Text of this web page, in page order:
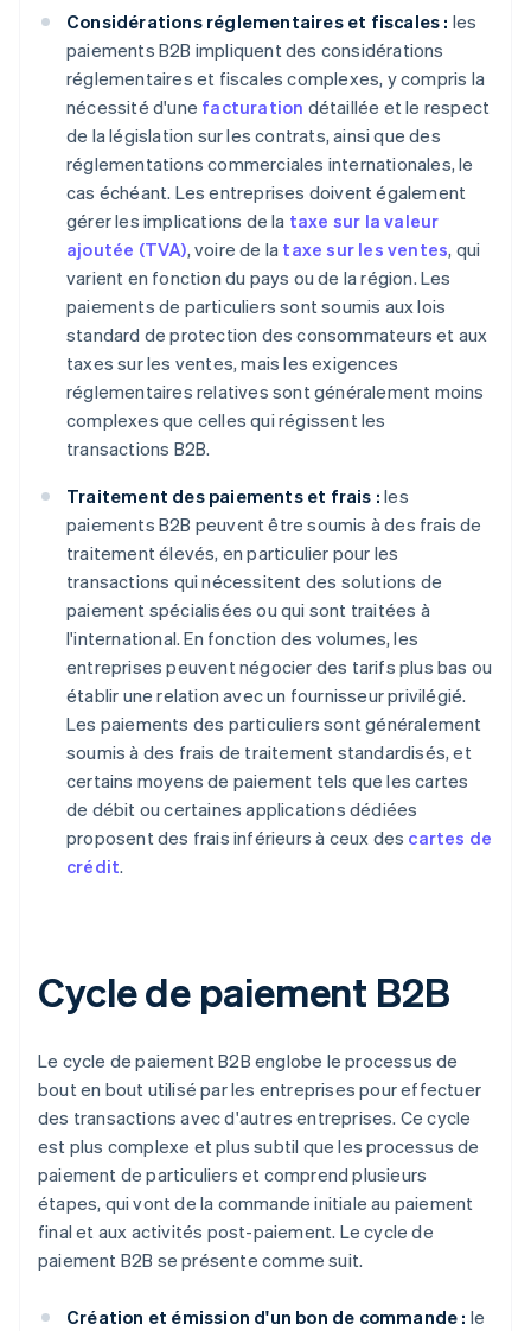
Considérations réglementaires et fiscales : les
paiements B2B impliquent des considérations
réglementaires et fiscales complexes, y compris la
nécessité d'une facturation détaillée et le respect
de la législation sur les contrats, ainsi que des
réglementations commerciales internationales, le
cas échéant. Les entreprises doivent également
gérer les implications de la taxe sur la valeur
ajoutée (TVA), voire de la taxe sur les ventes, qui
varient en fonction du pays ou de la région. Les
paiements de particuliers sont soumis aux lois
standard de protection des consommateurs et aux
taxes sur les ventes, mais les exigences
réglementaires relatives sont généralement moins
complexes que celles qui régissent les
transactions B2B.
Traitement des paiements et frais : les
paiements B2B peuvent être soumis à des frais de
traitement élevés, en particulier pour les
transactions qui nécessitent des solutions de
paiement spécialisées ou qui sont traitées à
l'international. En fonction des volumes, les
entreprises peuvent négocier des tarifs plus bas ou
établir une relation avec un fournisseur privilégié.
Les paiements des particuliers sont généralement
soumis à des frais de traitement standardisés, et
certains moyens de paiement tels que les cartes
de débit ou certaines applications dédiées
proposent des frais inférieurs à ceux des cartes de
crédit.
Cycle de paiement B2B
Le cycle de paiement B2B englobe le processus de
bout en bout utilisé par les entreprises pour effectuer
des transactions avec d'autres entreprises. Ce cycle
est plus complexe et plus subtil que les processus de
paiement de particuliers et comprend plusieurs
étapes, qui vont de la commande initiale au paiement
final et aux activités post-paiement. Le cycle de
paiement B2B se présente comme suit.
Création et émission d'un bon de commande : le